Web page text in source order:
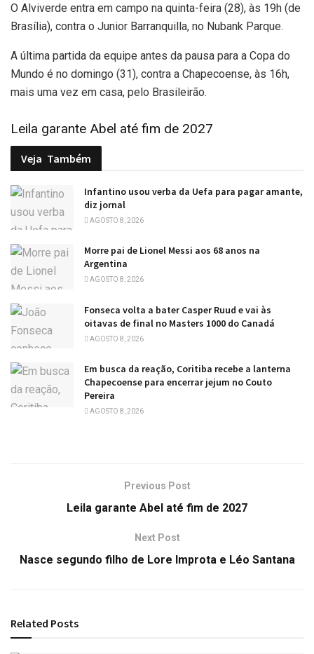
O Alviverde entra em campo na quinta-feira (28), às 19h (de
Brasília), contra o Junior Barranquilla, no Nubank Parque.
A última partida da equipe antes da pausa para a Copa do
Mundo é no domingo (31), contra a Chapecoense, às 16h,
mais uma vez em casa, pelo Brasileirão.
Leila garante Abel até fim de 2027
Veja Também
Infantino usou verba da Uefa para pagar amante,
diz jornal
AGOSTO 8, 2026
Morre pai de Lionel Messi aos 68 anos na
Argentina
AGOSTO 8, 2026
Fonseca volta a bater Casper Ruud e vai às
oitavas de final no Masters 1000 do Canadá
AGOSTO 8, 2026
Em busca da reação, Coritiba recebe a lanterna
Chapecoense para encerrar jejum no Couto
Pereira
AGOSTO 8, 2026
Previous Post
Leila garante Abel até fim de 2027
Next Post
Nasce segundo filho de Lore Improta e Léo Santana
Related Posts